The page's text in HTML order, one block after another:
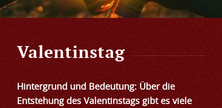
Valentinstag
Hintergrund und Bedeutung: Über die
Entstehung des Valentinstags gibt es viele